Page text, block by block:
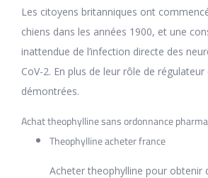
Les citoyens britanniques ont
chiens dans les années 1900, et une
inattendue de l’infection directe des
CoV-2. En plus de leur rôle de
démontrées.
Achat theophylline sans ordonnance
Theophylline acheter france
Acheter theophylline pour obtenir